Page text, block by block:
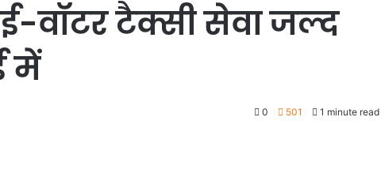
वॉटर टैक्सी सेवा जल्द
में
0 501 1 minute read